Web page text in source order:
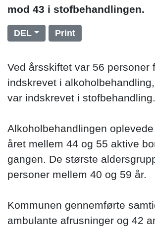
mod 43 i stofbehandlingen.
DEL Print
Ved årsskiftet var 56 personer
indskrevet i
var indskrevet i stofbehandling.
Alkoholbehandlingen
året mellem 44 og 55 aktive
gangen. De største
personer mellem 40 og 59 år.
Kommunen gennemførte
ambulante afrusninger og 42